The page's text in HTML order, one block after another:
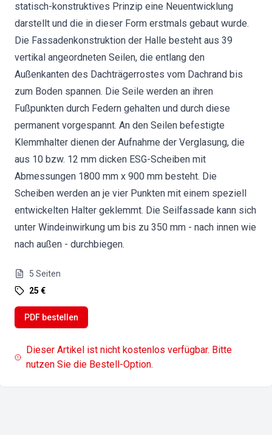
statisch-konstruktives Prinzip eine Neuentwicklung
darstellt und die in dieser Form erstmals gebaut wurde.
Die Fassadenkonstruktion der Halle besteht aus 39
vertikal angeordneten Seilen, die entlang den
Außenkanten des Dachträgerrostes vom Dachrand bis
zum Boden spannen. Die Seile werden an ihren
Fußpunkten durch Federn gehalten und durch diese
permanent vorgespannt. An den Seilen befestigte
Klemmhalter dienen der Aufnahme der Verglasung, die
aus 10 bzw. 12 mm dicken ESG-Scheiben mit
Abmessungen 1800 mm x 900 mm besteht. Die
Scheiben werden an je vier Punkten mit einem speziell
entwickelten Halter geklemmt. Die Seilfassade kann sich
unter Windeinwirkung um bis zu 350 mm - nach innen wie
nach außen - durchbiegen.
5 Seiten
25 €
PDF bestellen
Dieser Artikel ist nicht kostenlos verfügbar. Bitte
nutzen Sie die Bestell-Option.